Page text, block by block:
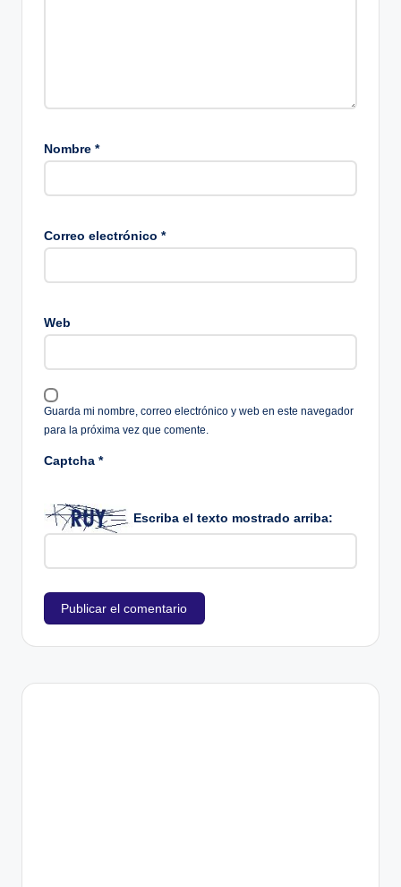
Nombre *
Correo electrónico *
Web
Guarda mi nombre, correo electrónico y web en este navegador
para la próxima vez que comente.
Captcha *
Escriba el texto mostrado arriba: